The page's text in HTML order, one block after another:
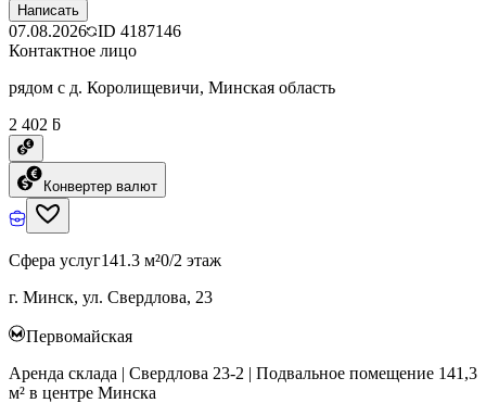
Написать
07.08.2026 ID 4187146
Контактное лицо
рядом с д. Королищевичи, Минская область
2 402 ƃ
Конвертер валют
Сфера услуг141.3 м²0/2 этаж
г. Минск, ул. Свердлова, 23
Первомайская
Аренда склада | Свердлова 23-2 | Подвальное помещение 141,3
м² в центре Минска